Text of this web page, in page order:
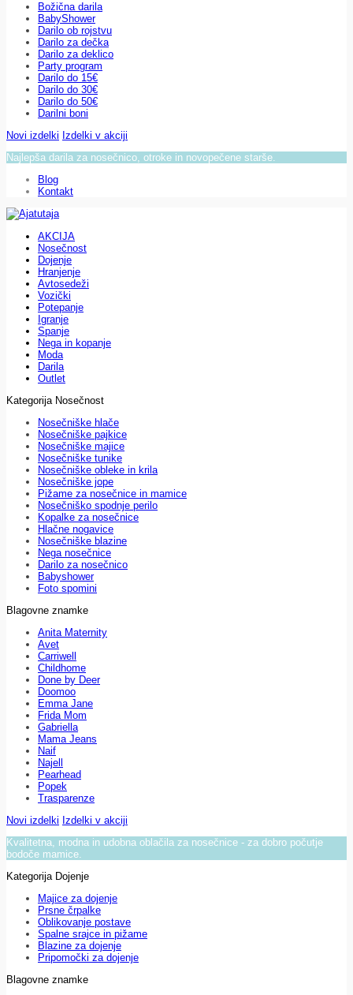
Božična darila
BabyShower
Darilo ob rojstvu
Darilo za dečka
Darilo za deklico
Party program
Darilo do 15€
Darilo do 30€
Darilo do 50€
Darilni boni
Novi izdelki Izdelki v akciji
Najlepša darila za nosečnico, otroke in novopečene starše.
Blog
Kontakt
AKCIJA
Nosečnost
Dojenje
Hranjenje
Avtosedeži
Vozički
Potepanje
Igranje
Spanje
Nega in kopanje
Moda
Darila
Outlet
Kategorija Nosečnost
Nosečniške hlače
Nosečniške pajkice
Nosečniške majice
Nosečniške tunike
Nosečniške obleke in krila
Nosečniške jope
Pižame za nosečnice in mamice
Nosečniško spodnje perilo
Kopalke za nosečnice
Hlačne nogavice
Nosečniške blazine
Nega nosečnice
Darilo za nosečnico
Babyshower
Foto spomini
Blagovne znamke
Anita Maternity
Avet
Carriwell
Childhome
Done by Deer
Doomoo
Emma Jane
Frida Mom
Gabriella
Mama Jeans
Naif
Najell
Pearhead
Popek
Trasparenze
Novi izdelki Izdelki v akciji
Kvalitetna, modna in udobna oblačila za nosečnice - za dobro počutje
bodoče mamice.
Kategorija Dojenje
Majice za dojenje
Prsne črpalke
Oblikovanje postave
Spalne srajce in pižame
Blazine za dojenje
Pripomočki za dojenje
Blagovne znamke